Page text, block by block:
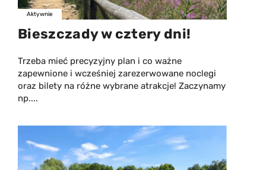
Aktywnie
Bieszczady w cztery dni!
Trzeba mieć precyzyjny plan i co ważne
zapewnione i wcześniej zarezerwowane noclegi
oraz bilety na różne wybrane atrakcje! Zaczynamy
np....